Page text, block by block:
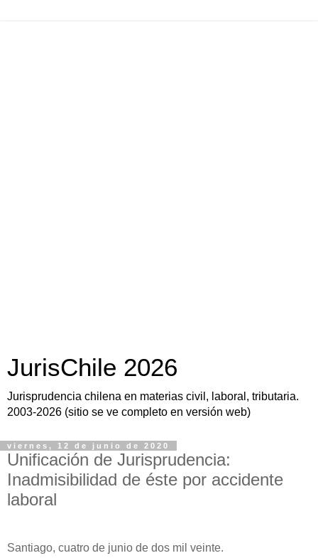
JurisChile 2026
Jurisprudencia chilena en materias civil, laboral, tributaria.
2003-2026 (sitio se ve completo en versión web)
viernes, 12 de junio de 2020
Unificación de Jurisprudencia:
Inadmisibilidad de éste por accidente
laboral
Santiago, cuatro de junio de dos mil veinte.